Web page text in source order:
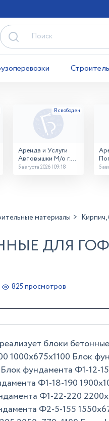
Аренда и Услуги
Автовышки М/о г.
Домодедово
5 августа 2026 | 09:18 5
материалы Кирпич,
ДЛЯ
825 просмотров
блоки бетонные
1000х675х1100 Блок
фундамента Ф1-12-
Ф1-18-190
Ф1-22-220
Ф2-5-155